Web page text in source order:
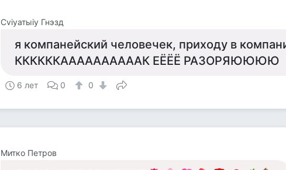
Cviyатыiy Гнэзд
я компанейский человечек, приходу в
ККККККААААААААААК ЕЁЁЁ РАЗОРЯЮЮЮЮ
6 лет 0 0
Митко Петров